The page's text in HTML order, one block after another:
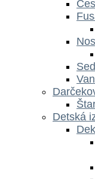
Detská